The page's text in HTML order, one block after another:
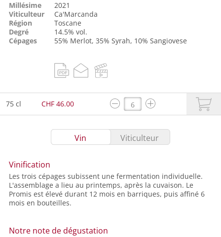
Millésime
2021
Viticulteur
Ca'Marcanda
Région
Toscane
Degré
14.5% vol.
Cépages
55% Merlot, 35% Syrah, 10% Sangiovese
75 cl CHF 46.00
Vin Viticulteur
Vinification
Les trois cépages subissent une fermentation individuelle.
L'assemblage a lieu au printemps, après la cuvaison. Le
Promis est élevé durant 12 mois en barriques, puis affiné 6
mois en bouteilles.
Notre note de dégustation